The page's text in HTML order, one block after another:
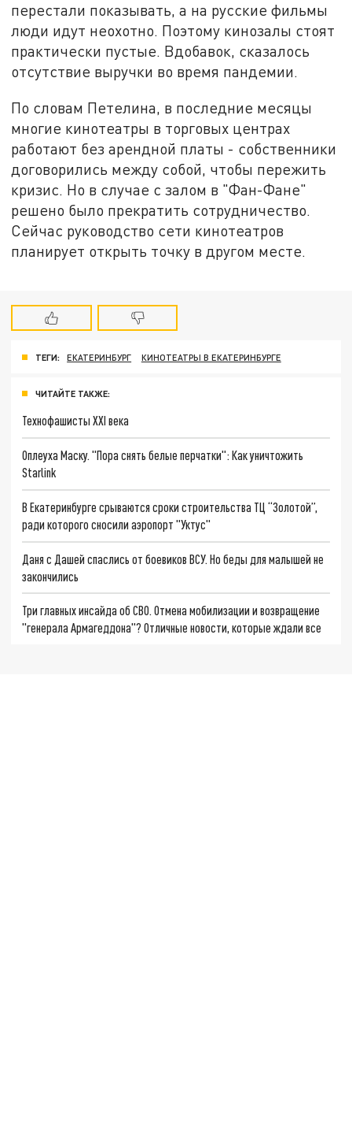
перестали показывать, а на русские фильмы
люди идут неохотно. Поэтому кинозалы стоят
практически пустые. Вдобавок, сказалось
отсутствие выручки во время пандемии.
По словам Петелина, в последние месяцы
многие кинотеатры в торговых центрах
работают без арендной платы - собственники
договорились между собой, чтобы пережить
кризис. Но в случае с залом в "Фан-Фане"
решено было прекратить сотрудничество.
Сейчас руководство сети кинотеатров
планирует открыть точку в другом месте.
ТЕГИ: ЕКАТЕРИНБУРГ КИНОТЕАТРЫ В ЕКАТЕРИНБУРГЕ
ЧИТАЙТЕ ТАКЖЕ:
Технофашисты XXI века
Оплеуха Маску. "Пора снять белые перчатки": Как уничтожить
Starlink
В Екатеринбурге срываются сроки строительства ТЦ “Золотой”,
ради которого сносили аэропорт "Уктус"
Даня с Дашей спаслись от боевиков ВСУ. Но беды для малышей не
закончились
Три главных инсайда об СВО. Отмена мобилизации и возвращение
"генерала Армагеддона"? Отличные новости, которые ждали все